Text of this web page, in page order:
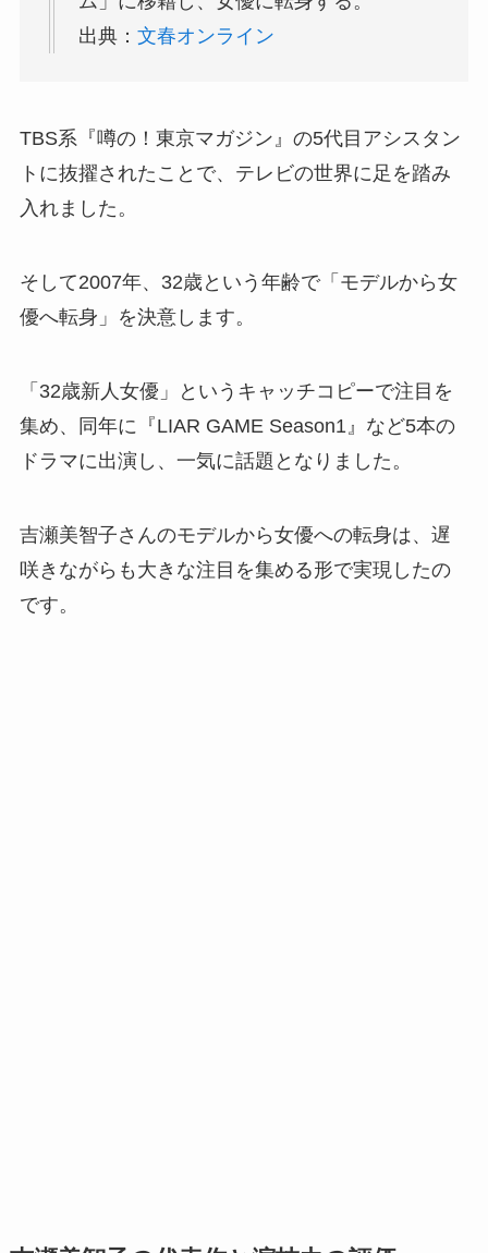
出典： 文春オンライン
TBS系『噂の！東京マガジン』の5代目アシスタン
トに抜擢されたことで、テレビの世界に足を踏み
入れました。
そして2007年、32歳という年齢で「モデルから女
優へ転身」を決意します。
「32歳新人女優」というキャッチコピーで注目を
集め、同年に『LIAR GAME Season1』など5本の
ドラマに出演し、一気に話題となりました。
吉瀬美智子さんのモデルから女優への転身は、遅
咲きながらも大きな注目を集める形で実現したの
です。